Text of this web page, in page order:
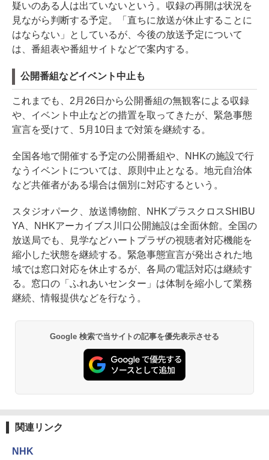
疑いのある人は出ていないという。収録の再開は状況を
見ながら判断する予定。「直ちに放送が休止することに
はならない」としているが、今後の放送予定について
は、番組表や番組サイトなどで案内する。
公開番組などイベント中止も
これまでも、2月26日から公開番組の無観客による収録
や、イベント中止などの措置を取ってきたが、緊急事態
宣言を受けて、5月10日まで対策を継続する。
全国各地で開催する予定の公開番組や、NHKの施設で行
なうイベントについては、原則中止となる。地元自治体
など共催者がある場合は個別に対応するという。
スタジオパーク、放送博物館、NHKプラスクロスSHIBU
YA、NHKアーカイブス川口公開施設は全面休館。全国の
放送局でも、見学などハートプラザの視聴者対応機能を
縮小した状態を継続する。緊急事態宣言が発出された地
域では窓口対応を休止するが、各局の電話対応は継続す
る。窓口の「ふれあいセンター」は体制を縮小して業務
継続、情報提供などを行なう。
Google 検索で当サイトの記事を優先表示させる
関連リンク
NHK